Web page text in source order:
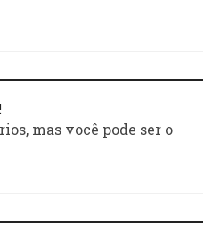
mas você pode ser o